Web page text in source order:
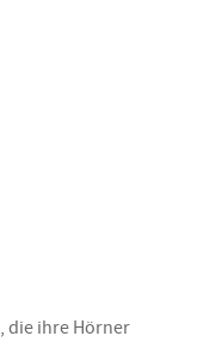
, die ihre Hörner